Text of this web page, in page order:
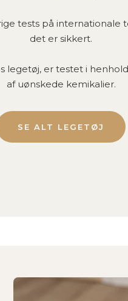
tests på internationale
det er sikkert.
legetøj, er testet i
af uønskede kemikalier.
SE ALT LEGETØJ